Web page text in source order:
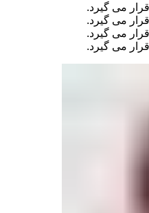
می گیرد.
می گیرد.
می گیرد.
می گیرد.